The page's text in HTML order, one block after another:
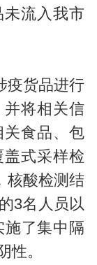
流入我市
疫货品进行
将相关信
关食品、包
式采样检
核酸检测结
3名人员以
施了集中隔
性。